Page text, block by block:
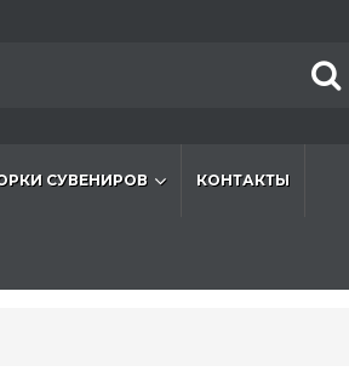
СУВЕНИРОВ КОНТАКТЫ